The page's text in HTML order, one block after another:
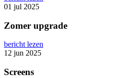
01 jul 2025
Zomer upgrade
bericht lezen
12 jun 2025
Screens